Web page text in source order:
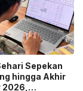
Sepekan
hingga Akhir